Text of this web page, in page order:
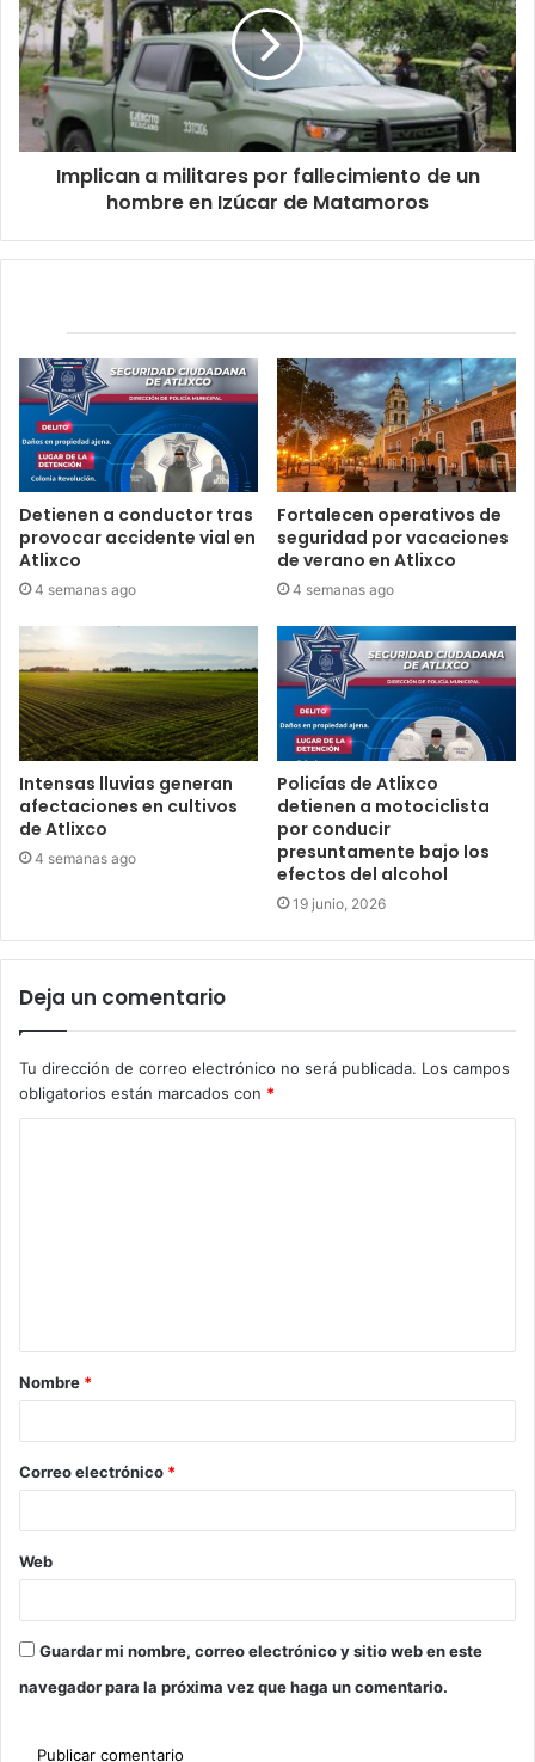
Implican a militares por fallecimiento de un
hombre en Izúcar de Matamoros
Detienen a conductor tras
provocar accidente vial en
Atlixco
4 semanas ago
Fortalecen operativos de
seguridad por vacaciones
de verano en Atlixco
4 semanas ago
Intensas lluvias generan
afectaciones en cultivos
de Atlixco
4 semanas ago
Policías de Atlixco
detienen a motociclista
por conducir
presuntamente bajo los
efectos del alcohol
19 junio, 2026
Deja un comentario
Tu dirección de correo electrónico no será publicada. Los campos
obligatorios están marcados con *
Nombre *
Correo electrónico *
Web
Guardar mi nombre, correo electrónico y sitio web en este
navegador para la próxima vez que haga un comentario.